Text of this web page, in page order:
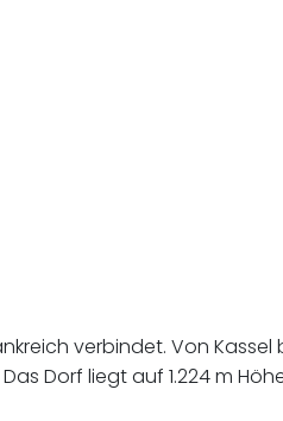
verbindet. Von
Dorf liegt auf 1.224 m